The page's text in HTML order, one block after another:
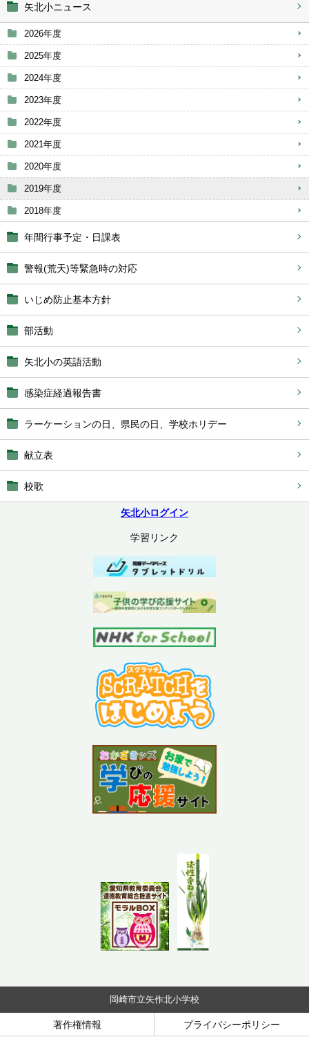
矢北小ニュース
2026年度
2025年度
2024年度
2023年度
2022年度
2021年度
2020年度
2019年度
2018年度
年間行事予定・日課表
警報(荒天)等緊急時の対応
いじめ防止基本方針
部活動
矢北小の英語活動
感染症経過報告書
ラーケーションの日、県民の日、学校ホリデー
献立表
校歌
矢北小ログイン
学習リンク
岡崎市立矢作北小学校
著作権情報 プライバシーポリシー